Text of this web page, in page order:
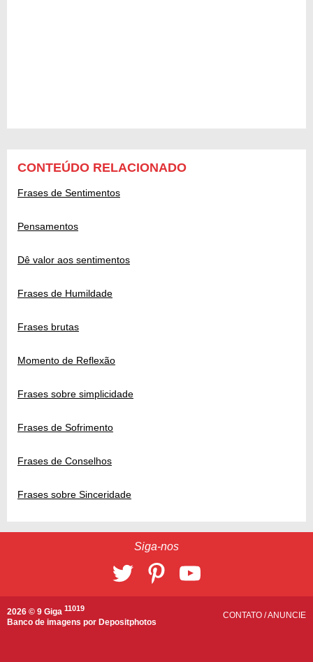
CONTEÚDO RELACIONADO
Frases de Sentimentos
Pensamentos
Dê valor aos sentimentos
Frases de Humildade
Frases brutas
Momento de Reflexão
Frases sobre simplicidade
Frases de Sofrimento
Frases de Conselhos
Frases sobre Sinceridade
Siga-nos
2026 © 9 Giga 11019
Banco de imagens por Depositphotos
CONTATO /ANUNCIE